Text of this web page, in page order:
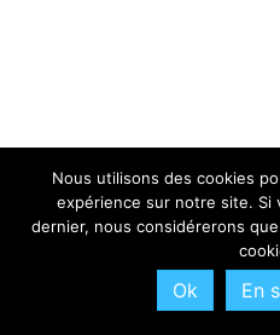
Nous utilisons des cookies
expérience sur notre site. Si
dernier, nous considérerons
Ok En